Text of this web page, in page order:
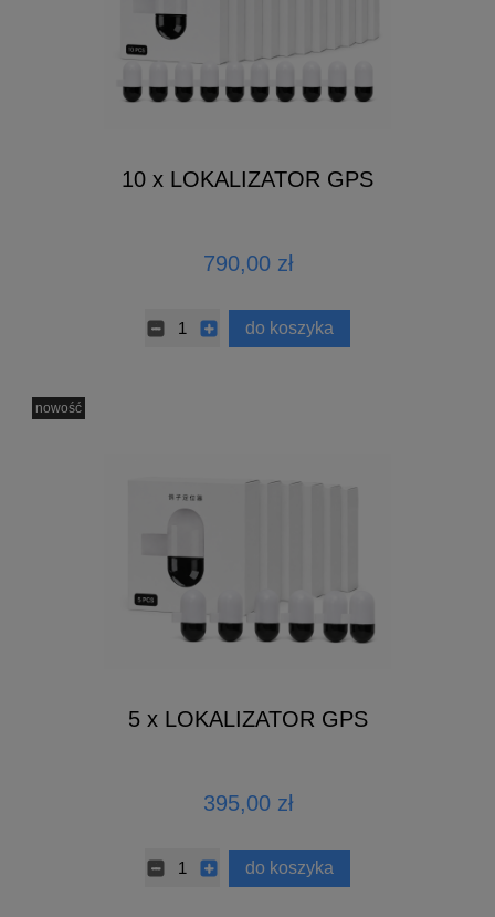
10 x LOKALIZATOR GPS
790,00 zł
do koszyka
5 x LOKALIZATOR GPS
395,00 zł
do koszyka
nowość